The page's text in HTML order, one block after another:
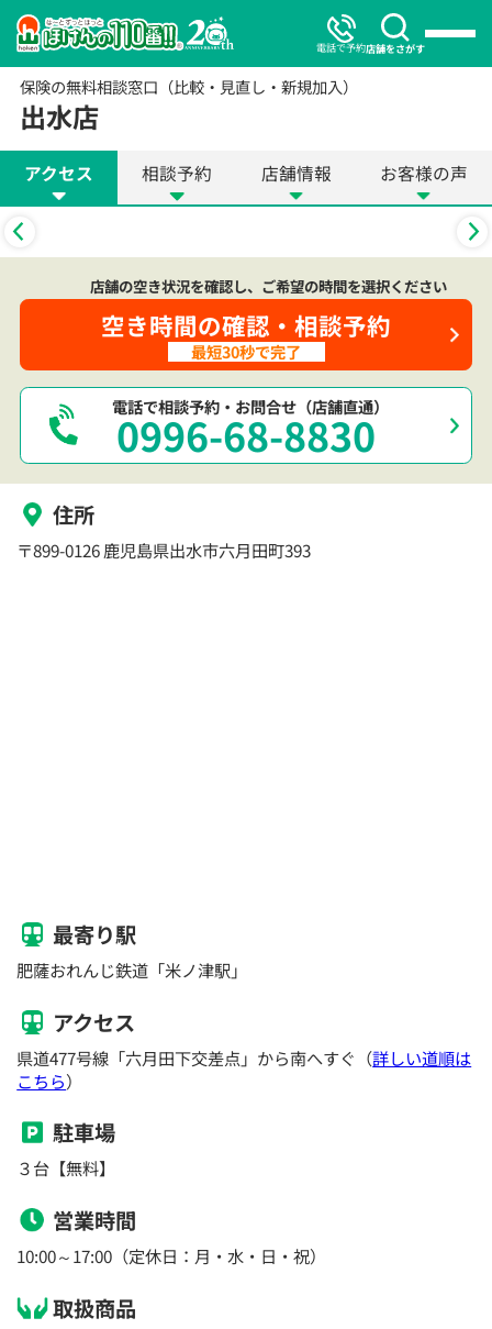
電話で予約店舗をさがす
保険の無料相談窓口（比較・見直し・新規加入）
出水店
アクセス 相談予約 店舗情報 お客様の声
電話で相談予約・お問合せ（店舗直通）
0996-68-8830
店舗の空き状況を確認し、ご希望の時間を選択ください
空き時間の確認・相談予約
最短30秒で完了
住所
〒899-0126 鹿児島県出水市六月田町393
最寄り駅
肥薩おれんじ鉄道「米ノ津駅」
アクセス
県道477号線「六月田下交差点」から南へすぐ（詳しい道順は
こちら）
駐車場
３台【無料】
営業時間
10:00～17:00（定休日：月・水・日・祝）
取扱商品